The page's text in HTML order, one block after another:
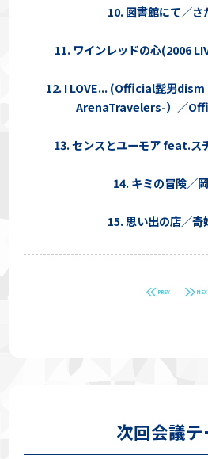
10. 図書館にて／さ
11. ワインレッドの心(2006
12. I LOVE... (Official髭男dism
ArenaTravelers-）／
13. センスとユーモア feat.ス
14. キミの冒険／
15. 思い出の店／奇
PREV
次回会議テ